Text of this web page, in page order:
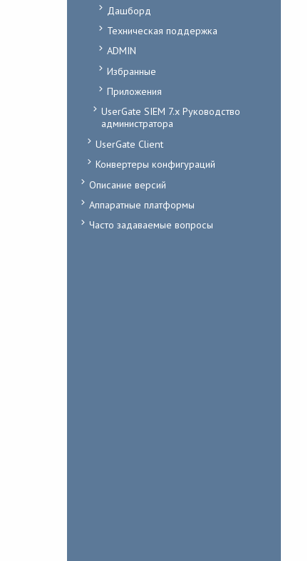
Дашборд
Техническая поддержка
ADMIN
Избранные
Приложения
UserGate SIEM 7.x Руководство
администратора
UserGate Client
Конвертеры конфигураций
Описание версий
Аппаратные платформы
Часто задаваемые вопросы